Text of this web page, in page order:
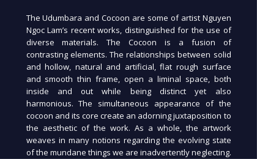
The Udumbara and Cocoon are some of artist Nguyen
Ngoc Lam’s recent works, distinguished for the use of
diverse materials. The Cocoon is a fusion of
contrasting elements. The relationships between solid
and hollow, natural and artificial, flat rough surface
and smooth thin frame, open a liminal space, both
inside and out while being distinct yet also
harmonious. The simultaneous appearance of the
cocoon and its core create an adorning juxtaposition to
the aesthetic of the work. As a whole, the artwork
weaves in many notions regarding the evolving state
of the mundane things we are inadvertently neglecting.